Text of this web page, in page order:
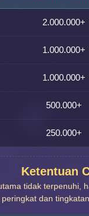
2.000.000+
1.000.000+
1.000.000+
500.000+
250.000+
Ketentuan
tidak terpenuhi,
dan